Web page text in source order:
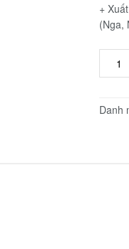
+
(Nga,
Thép
số
Danh